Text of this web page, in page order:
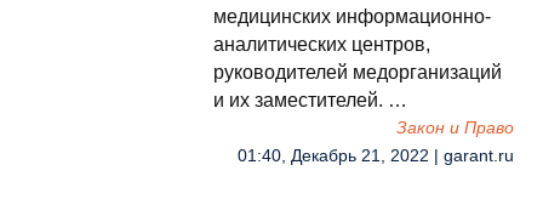
медицинских информационно-
аналитических центров,
руководителей медорганизаций
и их заместителей. …
Закон и Право
01:40, Декабрь 21, 2022 | garant.ru